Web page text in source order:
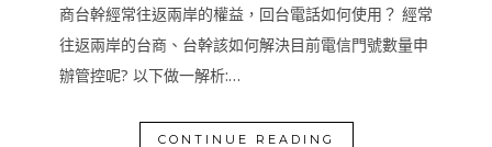
商台幹經常往返兩岸的權益，回台電話如何使用？ 經常
往返兩岸的台商、台幹該如何解決目前電信門號數量申
辦管控呢? 以下做一解析:…
CONTINUE READING